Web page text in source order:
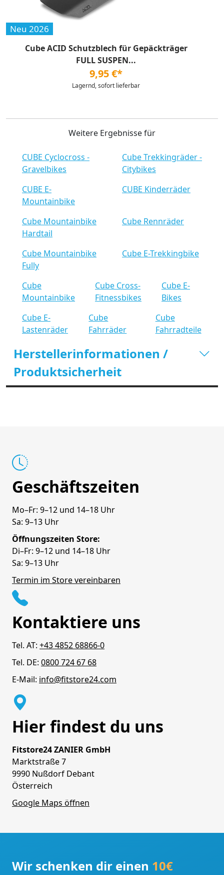
Neu 2026
Cube ACID Schutzblech für Gepäckträger
FULL SUSPEN...
9,95 €*
Lagernd, sofort lieferbar
Weitere Ergebnisse für
CUBE Cyclocross -
Gravelbikes
Cube Trekkingräder -
Citybikes
CUBE E-
Mountainbike
CUBE Kinderräder
Cube Mountainbike
Hardtail
Cube Rennräder
Cube Mountainbike
Fully
Cube E-Trekkingbike
Cube
Mountainbike
Cube Cross-
Fitnessbikes
Cube E-
Bikes
Cube E-
Lastenräder
Cube
Fahrräder
Cube
Fahrradteile
Herstellerinformationen /
Produktsicherheit
Geschäftszeiten
Mo–Fr: 9–12 und 14–18 Uhr
Sa: 9–13 Uhr
Öffnungszeiten Store:
Di–Fr: 9–12 und 14–18 Uhr
Sa: 9–13 Uhr
Termin im Store vereinbaren
Kontaktiere uns
Tel. AT: +43 4852 68866-0
Tel. DE: 0800 724 67 68
E-Mail: info@fitstore24.com
Hier findest du uns
Fitstore24 ZANIER GmbH
Marktstraße 7
9990 Nußdorf Debant
Österreich
Google Maps öffnen
Wir schenken dir einen 10€